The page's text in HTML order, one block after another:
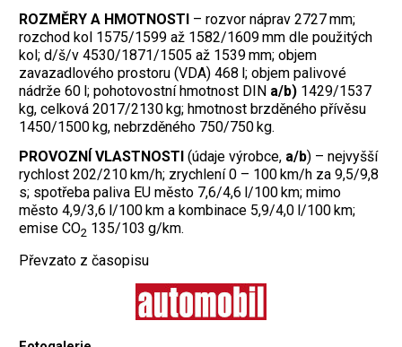
ROZMĚRY A HMOTNOSTI – rozvor náprav 2727 mm;
rozchod kol 1575/1599 až 1582/1609 mm dle použitých
kol; d/š/v 4530/1871/1505 až 1539 mm; objem
zavazadlového prostoru (VDA) 468 l; objem palivové
nádrže 60 l; pohotovostní hmotnost DIN a/b) 1429/1537
kg, celková 2017/2130 kg; hmotnost brzděného přívěsu
1450/1500 kg, nebrzděného 750/750 kg.
PROVOZNÍ VLASTNOSTI (údaje výrobce, a/b) – nejvyšší
rychlost 202/210 km/h; zrychlení 0 – 100 km/h za 9,5/9,8
s; spotřeba paliva EU město 7,6/4,6 l/100 km; mimo
město 4,9/3,6 l/100 km a kombinace 5,9/4,0 l/100 km;
emise CO2 135/103 g/km.
Převzato z časopisu